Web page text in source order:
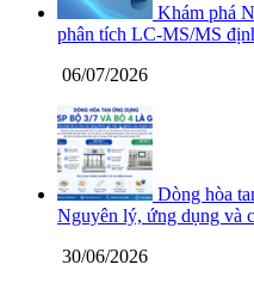
Khám phá
phân tích LC-MS/MS
06/07/2026
Dòng hòa
Nguyên lý, ứng dụng và
30/06/2026